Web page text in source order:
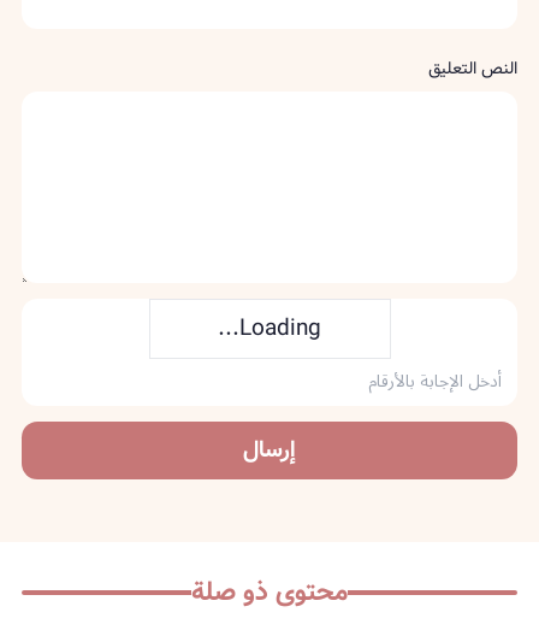
النص التعليق
Loading...
إرسال
محتوى ذو صلة